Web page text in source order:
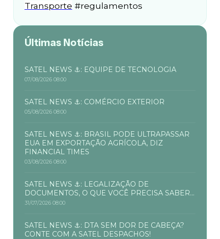
Transporte #regulamentos
Últimas Notícias
SATEL NEWS ⚓: EQUIPE DE TECNOLOGIA
07/08/2026 08:00
SATEL NEWS ⚓: COMÉRCIO EXTERIOR
05/08/2026 08:00
SATEL NEWS ⚓: BRASIL PODE ULTRAPASSAR
EUA EM EXPORTAÇÃO AGRÍCOLA, DIZ
FINANCIAL TIMES
03/08/2026 08:00
SATEL NEWS ⚓: LEGALIZAÇÃO DE
DOCUMENTOS, O QUE VOCÊ PRECISA SABER...
31/07/2026 08:00
SATEL NEWS ⚓: DTA SEM DOR DE CABEÇA?
CONTE COM A SATEL DESPACHOS!